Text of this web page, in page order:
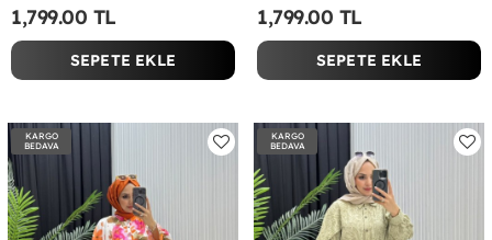
1,799.00 TL
SEPETE EKLE
1,799.00 TL
SEPETE EKLE
KARGO
BEDAVA
KARGO
BEDAVA